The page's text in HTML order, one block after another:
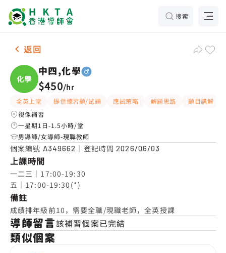
搜索
男-1名 中四,化學，沙田小瀝源 補習推介
返回
化學
中四,化學
$450/hr
全英上堂 提供練習題/試題 應試策略 解題思路 題目講解
視像補習
一星期1日-1.5小時/堂
男導師/女導師-現職教師
個案編號 A349662 ｜登記時間2026/06/03
上課時間
一二三｜17:00-19:30
五｜17:00-19:30(*)
備註
成績排年級前10，需要全職/現職老師，全英授課
導師留言該補習個案已完結
類似個案